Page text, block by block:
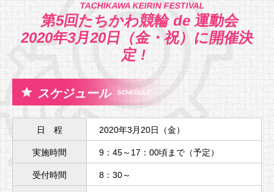
TACHIKAWA KEIRIN FESTIVAL
第5回たちかわ競輪 de 運動会
2020年3月20日（金・祝）に開催決
定 !
スケジュール SCHEDULE
日 程 2020年3月20日（金）
実施時間 9：45～17：00頃まで（予定）
受付時間 8：30～